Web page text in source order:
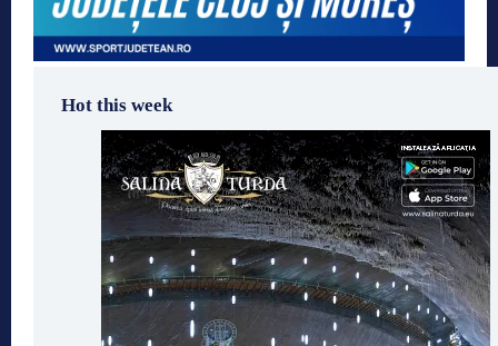
Hot this week